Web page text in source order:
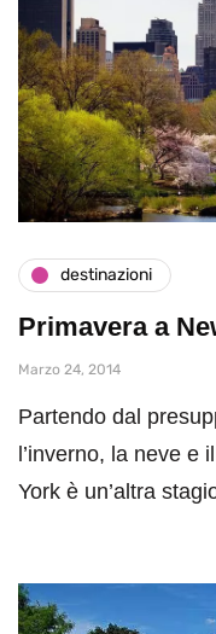
destinazioni
Primavera a
Marzo 24, 2014
Partendo dal
l’inverno, la neve e
York è un’altra